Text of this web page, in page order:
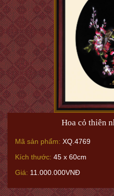
Hoa cỏ thiên
Mã sản phẩm: XQ.4769
Kích thước: 45 x 60cm
Giá: 11.000.000VNĐ